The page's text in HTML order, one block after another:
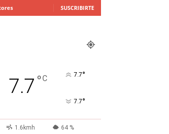
SUSCRIBIRTE
7.7 °C 7.7°
7.7°
1.6kmh 64 %